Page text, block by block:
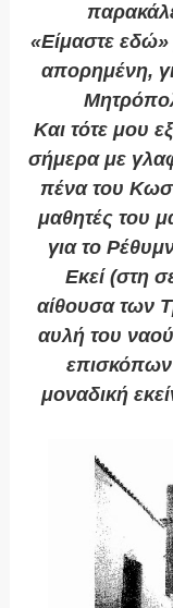
«Είμαστε εδώ»
απορημένη,
Και τότε μου
σήμερα με
πένα του
μαθητές του
για το
Εκεί (στη
αίθουσα των
αυλή του
επισκόπων
μοναδική